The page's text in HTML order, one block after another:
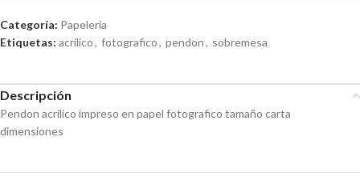
Categoría: Papeleria
Etiquetas: acrilico, fotografico, pendon, sobremesa
Descripción
Pendon acrilico impreso en papel fotografico tamaño carta
dimensiones